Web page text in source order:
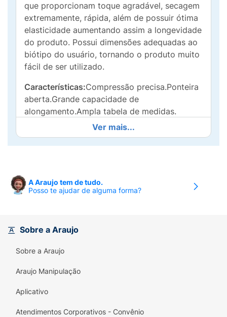
que proporcionam toque agradável, secagem
extremamente, rápida, além de possuir ótima
elasticidade aumentando assim a longevidade
do produto. Possui dimensões adequadas ao
biótipo do usuário, tornando o produto muito
fácil de ser utilizado.
Características:Compressão precisa.Ponteira
aberta.Grande capacidade de
alongamento.Ampla tabela de medidas.
Recomendada pelos médicos para:
mmHg:Tratamento das doenças venosas e
escleroterápicoPós-operatório de varizes.
severas.Tratamento da trombose venosa
Ver mais...
A Araujo tem de tudo.
Posso te ajudar de alguma forma?
Sobre a Araujo
Sobre a Araujo
Araujo Manipulação
Aplicativo
Atendimentos Corporativos - Convênio